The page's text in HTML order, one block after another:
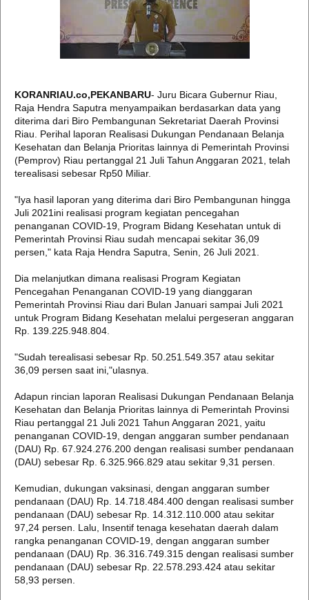
KORANRIAU.co,PEKANBARU- Juru Bicara Gubernur Riau,
Raja Hendra Saputra menyampaikan berdasarkan data yang
diterima dari Biro Pembangunan Sekretariat Daerah Provinsi
Riau. Perihal laporan Realisasi Dukungan Pendanaan Belanja
Kesehatan dan Belanja Prioritas lainnya di Pemerintah Provinsi
(Pemprov) Riau pertanggal 21 Juli Tahun Anggaran 2021, telah
terealisasi sebesar Rp50 Miliar.
"Iya hasil laporan yang diterima dari Biro Pembangunan hingga
Juli 2021ini realisasi program kegiatan pencegahan
penanganan COVID-19, Program Bidang Kesehatan untuk di
Pemerintah Provinsi Riau sudah mencapai sekitar 36,09
persen," kata Raja Hendra Saputra, Senin, 26 Juli 2021.
Dia melanjutkan dimana realisasi Program Kegiatan
Pencegahan Penanganan COVID-19 yang dianggaran
Pemerintah Provinsi Riau dari Bulan Januari sampai Juli 2021
untuk Program Bidang Kesehatan melalui pergeseran anggaran
Rp. 139.225.948.804.
"Sudah terealisasi sebesar Rp. 50.251.549.357 atau sekitar
36,09 persen saat ini,"ulasnya.
Adapun rincian laporan Realisasi Dukungan Pendanaan Belanja
Kesehatan dan Belanja Prioritas lainnya di Pemerintah Provinsi
Riau pertanggal 21 Juli 2021 Tahun Anggaran 2021, yaitu
penanganan COVID-19, dengan anggaran sumber pendanaan
(DAU) Rp. 67.924.276.200 dengan realisasi sumber pendanaan
(DAU) sebesar Rp. 6.325.966.829 atau sekitar 9,31 persen.
Kemudian, dukungan vaksinasi, dengan anggaran sumber
pendanaan (DAU) Rp. 14.718.484.400 dengan realisasi sumber
pendanaan (DAU) sebesar Rp. 14.312.110.000 atau sekitar
97,24 persen. Lalu, Insentif tenaga kesehatan daerah dalam
rangka penanganan COVID-19, dengan anggaran sumber
pendanaan (DAU) Rp. 36.316.749.315 dengan realisasi sumber
pendanaan (DAU) sebesar Rp. 22.578.293.424 atau sekitar
58,93 persen.